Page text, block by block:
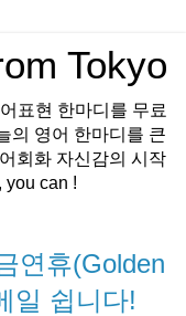
Tokyo
표현 한마디를 무료
의 영어 한마디를 큰
회화 자신감의 시작
you can !
연휴(Golden
일 쉽니다!